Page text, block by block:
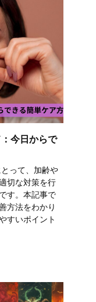
今日からで
って、加齢や
切な対策を行
す。本記事で
方法をわかり
すいポイント